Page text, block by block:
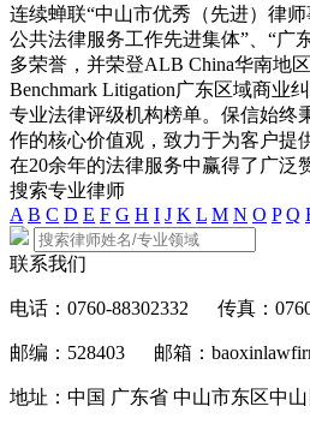
连续蝉联“中山市优秀（先进）律
公共法律服务工作先进集体”、“广
多荣誉，并荣登ALB China华南地区
Benchmark Litigation广东区域商业
专业法律评级机构榜单。保信始终
作的核心价值观，致力于为客户提
在20余年的法律服务中赢得了广泛
搜索专业律师
A B C D E F G H I J K L M N O P Q
联系我们
电话：0760-88302332 传真：
邮编：528403 邮箱：
地址：中国 广东省 中山市东区中